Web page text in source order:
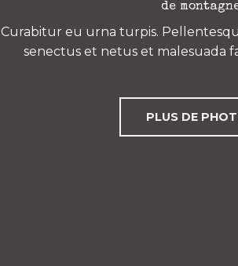
de
Curabitur eu urna turpis.
senectus et netus et malesuada
PLUS DE